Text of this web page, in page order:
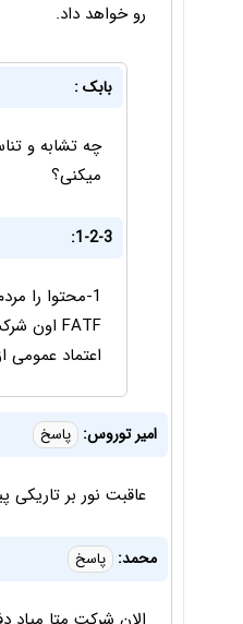
رو خواهد داد.
بابک :
چه تشابه و
میکنی؟
1-2-3:
اعتماد عمومی
امیر توروس: پاسخ
عاقبت نور بر تاریکی
محمد: پاسخ